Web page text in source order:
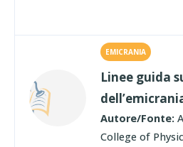
EMICRANIA
Linee guida
Autore/Fonte:
College of